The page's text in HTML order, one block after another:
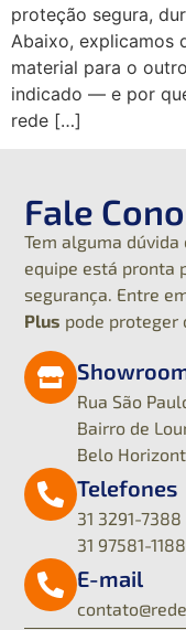
proteção segura,
Abaixo, explicamos
material para o
indicado — e por
rede […]
Fale
Tem alguma
equipe está pronta
segurança. Entre
Plus pode proteger
Rua São
Bairro de
Belo
Telefones
31 3291-7388
31 97581-1188
E-mail